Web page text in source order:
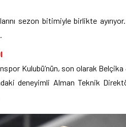
sezon bitimiyle birlikte
Kulubü’nün, son olarak
deneyimli Alman Teknik